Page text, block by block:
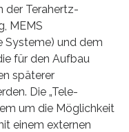
der Terahertz-
MEMS
Systeme) und dem
für den Aufbau
späterer
Die „Tele-
um die Möglichkeit
einem externen